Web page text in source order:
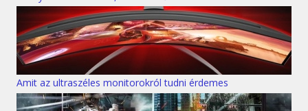
Amit az ultraszéles monitorokról tudni érdemes